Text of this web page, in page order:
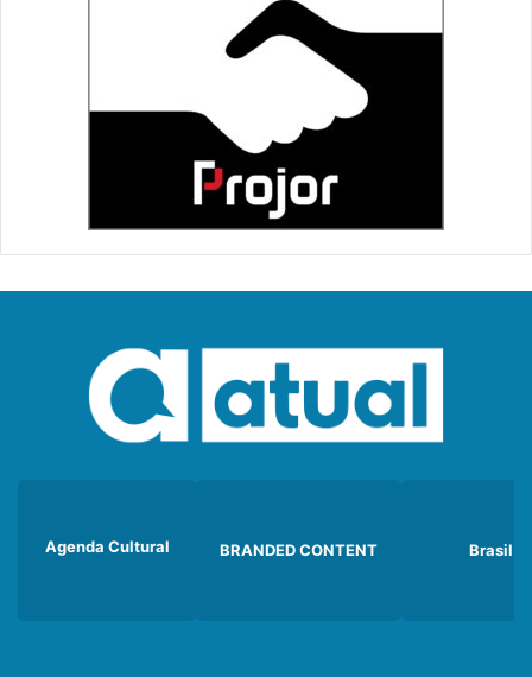
Agenda Cultural BRANDED CONTENT Brasil